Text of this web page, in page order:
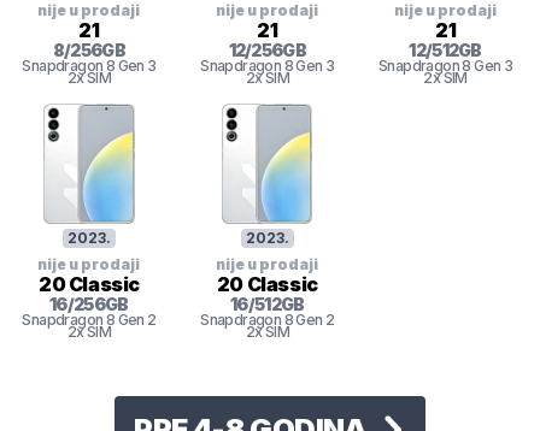
nije u prodaji
21
8/256GB
Snapdragon 8 Gen 3
2x SIM
nije u prodaji
21
12/256GB
Snapdragon 8 Gen 3
2x SIM
nije u prodaji
21
12/512GB
Snapdragon 8 Gen 3
2x SIM
2023.
nije u prodaji
20 Classic
16/256GB
Snapdragon 8 Gen 2
2x SIM
2023.
nije u prodaji
20 Classic
16/512GB
Snapdragon 8 Gen 2
2x SIM